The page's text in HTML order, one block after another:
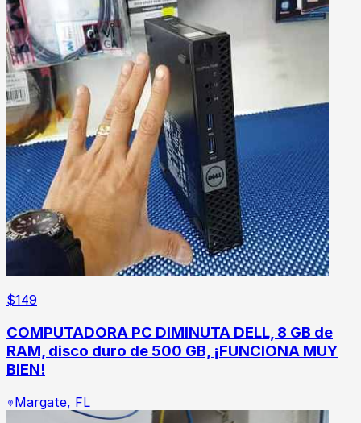
$149
COMPUTADORA PC DIMINUTA DELL, 8 GB de
RAM, disco duro de 500 GB, ¡FUNCIONA MUY
BIEN!
Margate, FL